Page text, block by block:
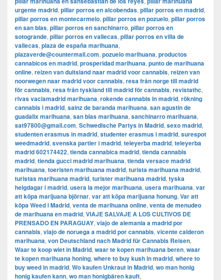
urgente madrid, pillar porros en alcobendas, pillar porros en madrid,
pillar porros en montecarmelo, pillar porros en pozuelo, pillar porros
en san blas, pillar porros en sanchinarro, pillar porros en
sotogrande, pillar porros en vallecas, pillar porros en villa de
vallecas, plaza de españa marihuana,
plazaverde@countermail.com, pozuelo marihuana, productos
cannabicos en madrid, prosperidad marihuana, punto de marihuana
online, reizen van duitsland naar madrid voor cannabis, reizen van
noorwegen naar madrid voor cannabis, resa från norge till madrid
för cannabis, resa från tyskland till madrid för cannabis, revistathc,
rivas vaciamadrid marihuana, rokende cannabis in madrid, rökning
cannabis i madrid, sainz de baranda marihuana, san agustin de
guadalix marihuana, san blas marihuana, sanchinarro marihuana,
sat97800@gmail.com, Schwedische Partys in Madrid, sexo madrid,
studenten erasmus in madrid, studenter erasmus i madrid, surespot
weedmadrid, svenska partier i madrid, teleyerba madrid, teleyerba
madrid 602174422, tienda cannabica madrid, tienda cannabis
madrid, tienda gucci madrid marihuana, tienda versace madrid
marihuana, toeristen marihuana madrid, turista marihuana madrid,
turistas marihuana madrid, turister marihuana madrid, tyska
helgdagar i madrid, usera la mejor marihuana, usera marihuana, var
att köpa marijuana björnar, var att köpa marijuana honung, Var att
köpa Weed i Madrid, venta de marihuana online, venta de menudeo
de marihuana en madrid, VIAJE SALVAJE A LOS CULTIVOS DE
PRENSADO EN PARAGUAY, viajo de alemania a madrid por
cannabis, viajo de noruega a madrid por cannabis, vicente calderon
marihuana, von Deutschland nach Madrid für Cannabis Reisen,
Waar te koop wiet in Madrid, waar te kopen marihuana beren, waar
te kopen marihuana honing, where to buy kush in madrid, where to
buy weed in madrid, Wo kaufen Unkraut in Madrid, wo man honig
honig kaufen kann, wo man honigbären kauft,